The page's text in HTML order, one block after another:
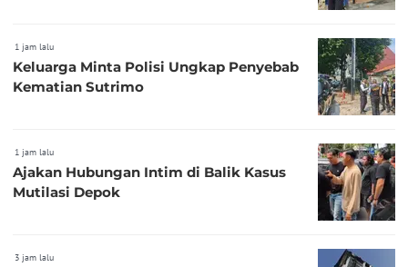
1 jam lalu
Keluarga Minta Polisi Ungkap Penyebab
Kematian Sutrimo
1 jam lalu
Ajakan Hubungan Intim di Balik Kasus
Mutilasi Depok
3 jam lalu